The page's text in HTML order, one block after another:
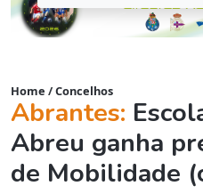
Home /Concelhos
Abrantes:
Abreu ganha
de Mobilidade